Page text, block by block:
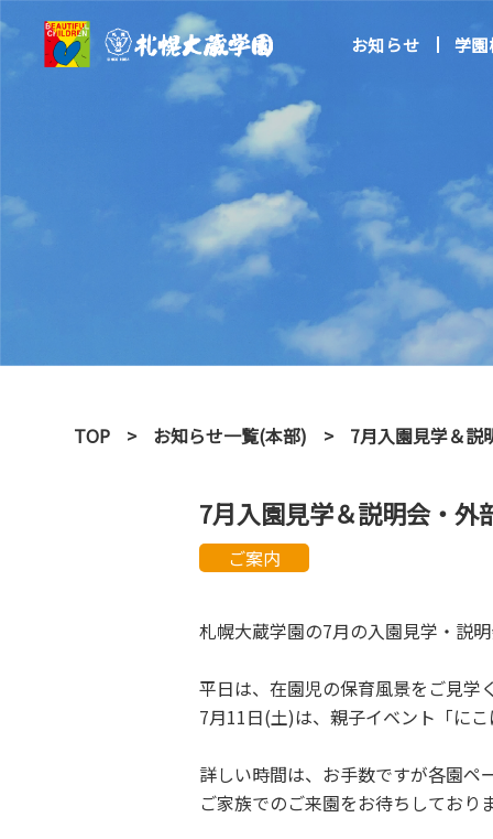
お知らせ 学
TOP お知らせ一覧(本部) 7月入園見学＆説
7月入園見学＆説明会・外
ご案内
札幌大蔵学園の7月の入園見学・説明
平日は、在園児の保育風景をご見学
7月11日(土)は、親子イベント「に
詳しい時間は、お手数ですが各園ペ
ご家族でのご来園をお待ちしており